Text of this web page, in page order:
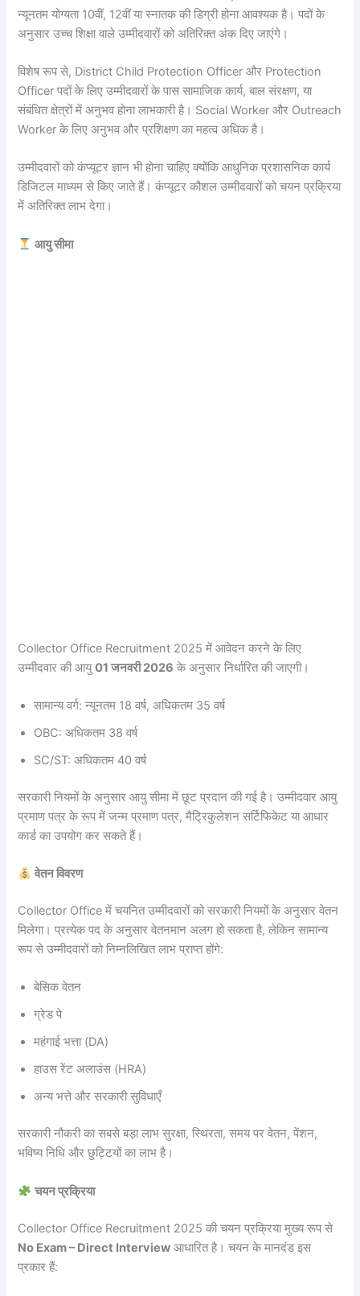
न्यूनतम योग्यता 10वीं, 12वीं या स्नातक की डिग्री होना आवश्यक है। पदों के
अनुसार उच्च शिक्षा वाले उम्मीदवारों को अतिरिक्त अंक दिए जाएंगे।
विशेष रूप से, District Child Protection Officer और Protection
Officer पदों के लिए उम्मीदवारों के पास सामाजिक कार्य, बाल संरक्षण, या
संबंधित क्षेत्रों में अनुभव होना लाभकारी है। Social Worker और Outreach
Worker के लिए अनुभव और प्रशिक्षण का महत्व अधिक है।
उम्मीदवारों को कंप्यूटर ज्ञान भी होना चाहिए क्योंकि आधुनिक प्रशासनिक कार्य
डिजिटल माध्यम से किए जाते हैं। कंप्यूटर कौशल उम्मीदवारों को चयन प्रक्रिया
में अतिरिक्त लाभ देगा।
आयु सीमा
Collector Office Recruitment 2025 में आवेदन करने के लिए
उम्मीदवार की आयु01 जनवरी 2026 के अनुसार निर्धारित की जाएगी।
सामान्य वर्ग: न्यूनतम 18 वर्ष, अधिकतम 35 वर्ष
OBC: अधिकतम 38 वर्ष
SC/ST: अधिकतम 40 वर्ष
सरकारी नियमों के अनुसार आयु सीमा में छूट प्रदान की गई है। उम्मीदवार आयु
प्रमाण पत्र के रूप में जन्म प्रमाण पत्र, मैट्रिकुलेशन सर्टिफिकेट या आधार
कार्ड का उपयोग कर सकते हैं।
वेतन विवरण
Collector Office में चयनित उम्मीदवारों को सरकारी नियमों के अनुसार वेतन
मिलेगा। प्रत्येक पद के अनुसार वेतनमान अलग हो सकता है, लेकिन सामान्य
रूप से उम्मीदवारों को निम्नलिखित लाभ प्राप्त होंगे:
बेसिक वेतन
ग्रेड पे
महंगाई भत्ता (DA)
हाउस रेंट अलाउंस (HRA)
अन्य भत्ते और सरकारी सुविधाएँ
सरकारी नौकरी का सबसे बड़ा लाभ सुरक्षा, स्थिरता, समय पर वेतन, पेंशन,
भविष्य निधि और छुट्टियों का लाभ है।
चयन प्रक्रिया
Collector Office Recruitment 2025 की चयन प्रक्रिया मुख्य रूप से
No Exam – Direct Interview आधारित है। चयन के मानदंड इस
प्रकार हैं: